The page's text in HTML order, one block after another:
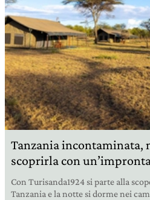
Tanzania incontaminata,
scoprirla con
Con Turisanda1924 si parte alla
Tanzania e la notte si dorme nei